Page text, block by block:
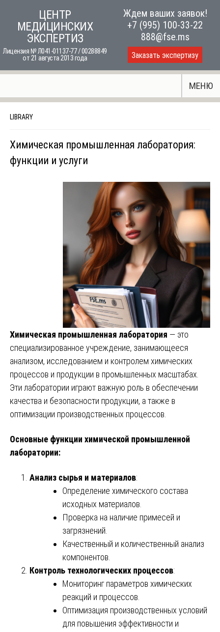
content
ЦЕНТР
МЕДИЦИНСКИХ
ЭКСПЕРТИЗ
Лицензия № Л041-01137-77 / 00288849
от 21 августа 2013 года
Ждем ваших заявок!
+7 (995) 100-33-22
888@fse.ms
Заказать экспертизу
МЕНЮ
LIBRARY
Химическая промышленная лаборатория:
функции и услуги
Химическая промышленная лаборатория — это
специализированное учреждение, занимающееся
анализом, исследованием и контролем химических
процессов и продукции в промышленных масштабах.
Эти лаборатории играют важную роль в обеспечении
качества и безопасности продукции, а также в
оптимизации производственных процессов.
Основные функции химической промышленной
лаборатории:
Анализ сырья и материалов:
Определение химического состава
исходных материалов.
Проверка на наличие примесей и
загрязнений.
Качественный и количественный анализ
компонентов.
Контроль технологических процессов:
Мониторинг параметров химических
реакций и процессов.
Оптимизация производственных условий
для повышения эффективности и